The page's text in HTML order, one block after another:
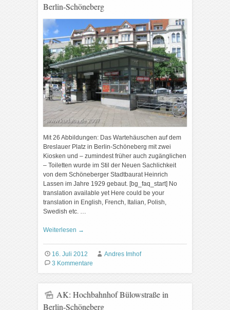
Berlin-Schöneberg
Mit 26 Abbildungen: Das Wartehäuschen auf dem
Breslauer Platz in Berlin-Schöneberg mit zwei
Kiosken und – zumindest früher auch zugänglichen
– Toiletten wurde im Stil der Neuen Sachlichkeit
von dem Schöneberger Stadtbaurat Heinrich
Lassen im Jahre 1929 gebaut. [bg_faq_start] No
translation available yet Here could be your
translation in English, French, Italian, Polish,
Swedish etc. …
Weiterlesen →
16. Juli 2012
Andres Imhof
3 Kommentare
AK: Hochbahnhof Bülowstraße in
Berlin-Schöneberg